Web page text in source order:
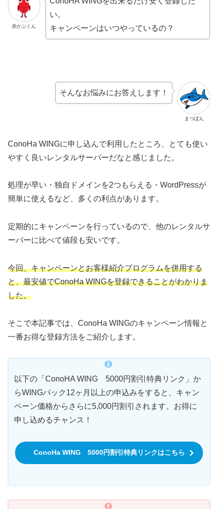
赤かぶくん
い。
キャンペーンはいつやっているの？
まつぼん
そんなお悩みにお答えします！
ConoHa WINGに申し込んで利用したところ、とても使い
やすく良いレンタルサーバーだなと感じました。
処理が早い・独自ドメインを2つもらえる・WordPressが
簡単に使えるなど、多くの利点があります。
定期的にキャンペーンを行っているので、他のレンタルサ
ーバーに比べて値段も安いです。
今回、キャンペーンとお客様紹介プログラムを併用する
と、最安値でConoHa WINGを登録できることがわかりま
した。
そこで本記事では、ConoHa WINGのキャンペーン情報と
一番お得な登録方法をご紹介します。
以下の「ConoHA WING 5000円割引特典リンク」か
らWINGパック12ヶ月以上の申込みをすると、キャン
ペーン価格からさらに5,000円割引されます。お得に
申し込めるチャンス！
ConoHa WING 5000円割引特典リンクはこちら